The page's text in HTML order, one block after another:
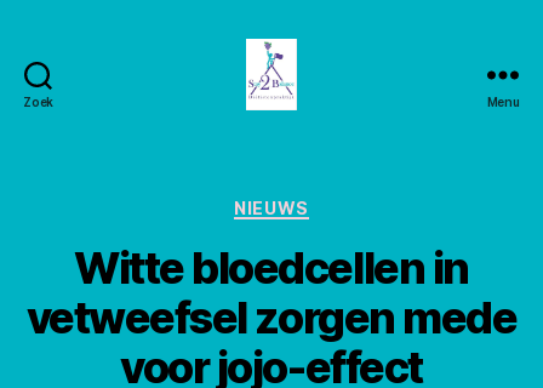
Zoek Menu
Categorieën
NIEUWS
Witte bloedcellen in
vetweefsel zorgen mede
voor jojo-effect